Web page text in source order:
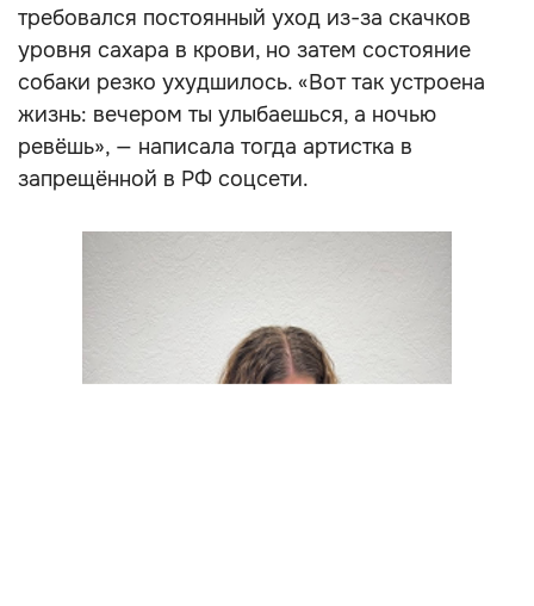
требовался постоянный уход из-за скачков
уровня сахара в крови, но затем состояние
собаки резко ухудшилось. «Вот так устроена
жизнь: вечером ты улыбаешься, а ночью
ревёшь», — написала тогда артистка в
запрещённой в РФ соцсети.